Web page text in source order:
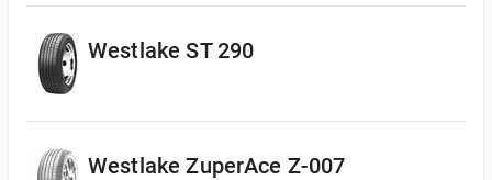
Westlake ST 290
Westlake ZuperAce Z-007